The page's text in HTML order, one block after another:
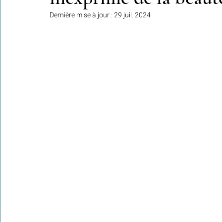
Dernière mise à jour :29 juil. 2024